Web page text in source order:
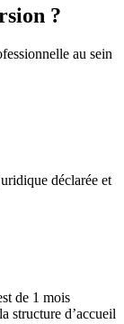
?
au sein
déclarée et
de 1 mois
structure d’accueil